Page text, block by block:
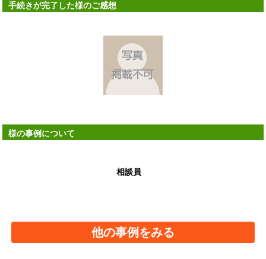
手続きが完了した様のご感想
様の事例について
相談員
他の事例をみる